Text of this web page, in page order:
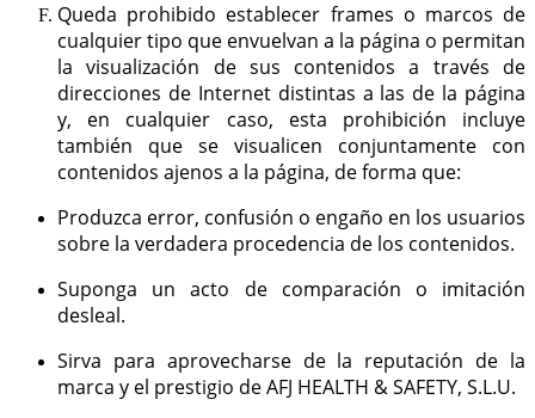
Queda prohibido establecer frames o marcos de
cualquier tipo que envuelvan a la página o permitan
la visualización de sus contenidos a través de
direcciones de Internet distintas a las de la página
y, en cualquier caso, esta prohibición incluye
también que se visualicen conjuntamente con
contenidos ajenos a la página, de forma que:
Produzca error, confusión o engaño en los usuarios
sobre la verdadera procedencia de los contenidos.
Suponga un acto de comparación o imitación
desleal.
Sirva para aprovecharse de la reputación de la
marca y el prestigio de AFJ HEALTH & SAFETY, S.L.U.